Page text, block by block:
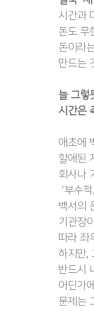
시간과
돈도 무
돈이라
만드는
늘 그렇
시간은
애초에
할애된
회사나
'부수
백서의
기관장
따라 좌
하지만,
반드시
어딘가
문제는